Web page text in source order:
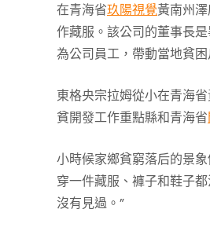
在青海省玖陽視覺黃南州
作藏服。該公司的董事長
為公司員工，帶動當地貧
東格央宗拉姆從小在青海
貧開發工作重點縣和青海省
小時候家鄉貧窮落后的景
穿一件藏服、褲子和鞋子
沒有見過。”